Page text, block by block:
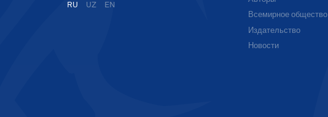
RU UZ EN
Всемирное общество
Издательство
Новости